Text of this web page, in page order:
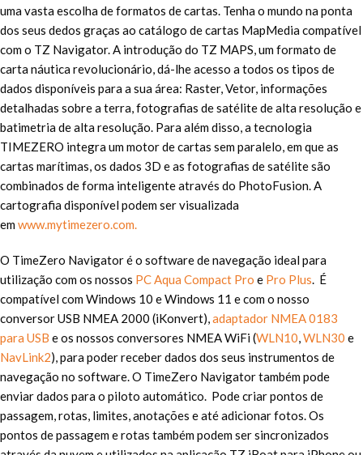
uma vasta escolha de formatos de cartas. Tenha o mundo na ponta
dos seus dedos graças ao catálogo de cartas MapMedia compatível
com o TZ Navigator. A introdução do TZ MAPS, um formato de
carta náutica revolucionário, dá-lhe acesso a todos os tipos de
dados disponíveis para a sua área: Raster, Vetor, informações
detalhadas sobre a terra, fotografias de satélite de alta resolução e
batimetria de alta resolução. Para além disso, a tecnologia
TIMEZERO integra um motor de cartas sem paralelo, em que as
cartas marítimas, os dados 3D e as fotografias de satélite são
combinados de forma inteligente através do PhotoFusion. A
cartografia disponível podem ser visualizada
emwww.mytimezero.com.
O TimeZero Navigator é o software de navegação ideal para
utilização com os nossos PC Aqua Compact Pro e Pro Plus. É
compatível com Windows 10 e Windows 11 e com o nosso
conversor USB NMEA 2000 (iKonvert),adaptador NMEA 0183
para USB e os nossos conversores NMEA WiFi (WLN10,WLN30 e
NavLink2), para poder receber dados dos seus instrumentos de
navegação no software. O TimeZero Navigator também pode
enviar dados para o piloto automático. Pode criar pontos de
passagem, rotas, limites, anotações e até adicionar fotos. Os
pontos de passagem e rotas também podem ser sincronizados